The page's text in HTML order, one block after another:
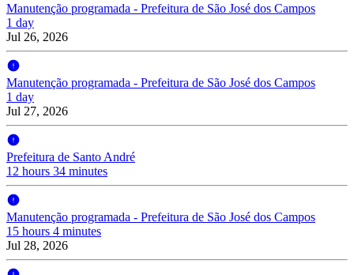
Manutenção programada - Prefeitura de São José dos Campos
1 day
Jul 26, 2026
Manutenção programada - Prefeitura de São José dos Campos
1 day
Jul 27, 2026
Prefeitura de Santo André
12 hours 34 minutes
Manutenção programada - Prefeitura de São José dos Campos
15 hours 4 minutes
Jul 28, 2026